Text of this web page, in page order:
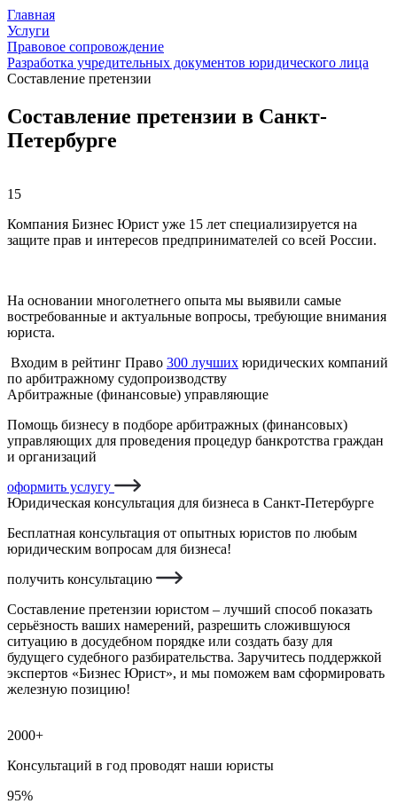
Главная
Услуги
Правовое сопровождение
Разработка учредительных документов юридического лица
Составление претензии
Составление претензии в Санкт-
Петербурге
15
Компания Бизнес Юрист уже 15 лет специализируется на
защите прав и интересов предпринимателей со всей России.
На основании многолетнего опыта мы выявили самые
востребованные и актуальные вопросы, требующие внимания
юриста.
Входим в рейтинг Право 300 лучших юридических компаний
по арбитражному судопроизводству
Арбитражные (финансовые) управляющие
Помощь бизнесу в подборе арбитражных (финансовых)
управляющих для проведения процедур банкротства граждан
и организаций
оформить услугу
Юридическая консультация для бизнеса в Санкт-Петербурге
Бесплатная консультация от опытных юристов по любым
юридическим вопросам для бизнеса!
получить консультацию
Составление претензии юристом – лучший способ показать
серьёзность ваших намерений, разрешить сложившуюся
ситуацию в досудебном порядке или создать базу для
будущего судебного разбирательства. Заручитесь поддержкой
экспертов «Бизнес Юрист», и мы поможем вам сформировать
железную позицию!
2000+
Консультаций в год проводят наши юристы
95%